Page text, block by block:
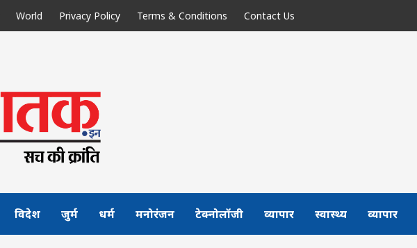
World Privacy Policy Terms & Conditions Contact Us
विदेश जुर्म धर्म मनोरंजन टेक्नोलॉजी व्यापार स्वास्थ्य व्यापार